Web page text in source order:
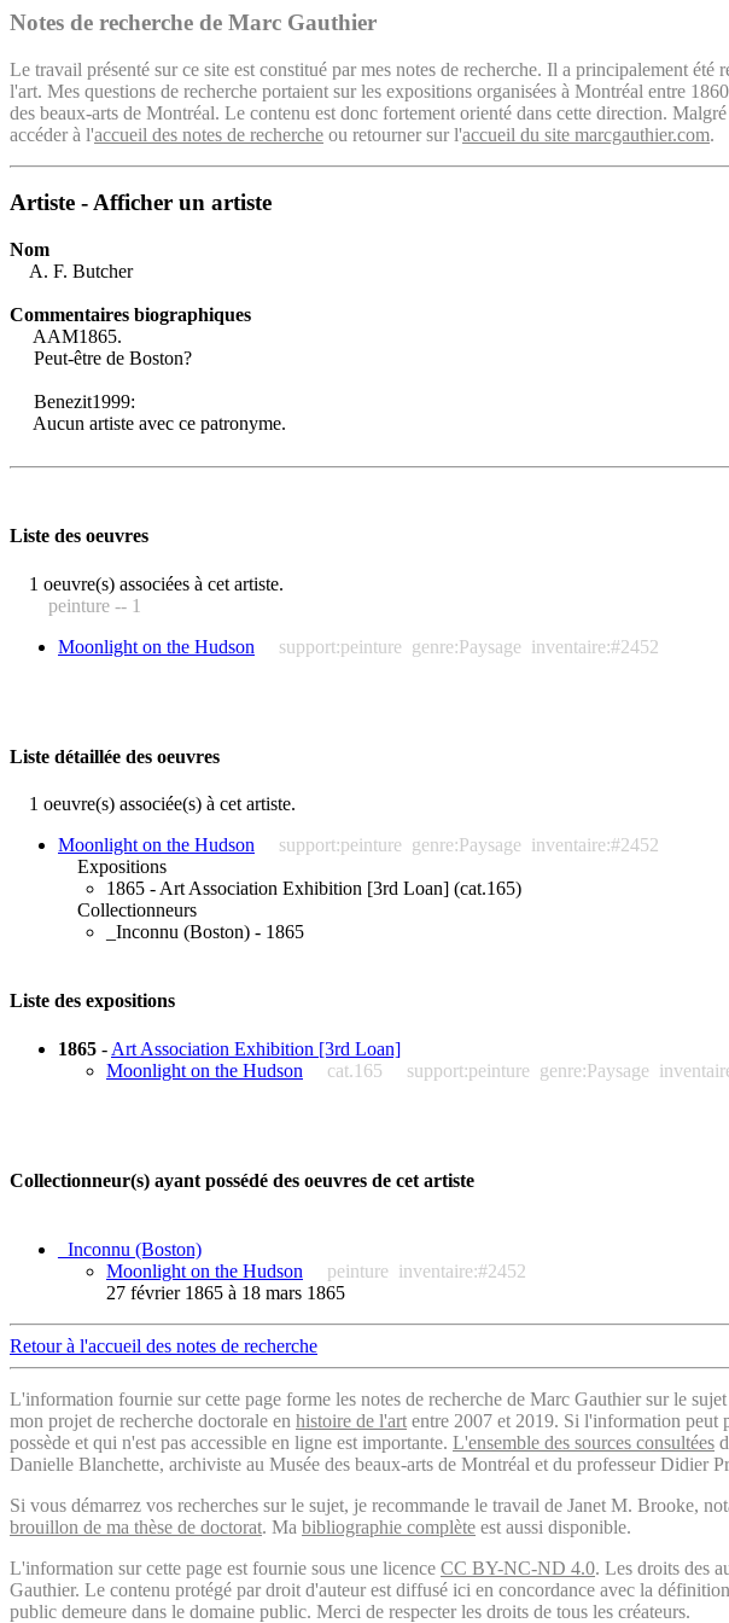
Notes de recherche de Marc Gauthier
Le travail présenté sur ce site est constitué par mes notes de recherche. Il a principalement
l'art. Mes questions de recherche portaient sur les expositions organisées à Montréal entre
des beaux-arts de Montréal. Le contenu est donc fortement orienté dans cette direction.
accéder à l'accueil des notes de recherche ou retourner sur l'accueil du site marcgauthier.com.
Artiste - Afficher un artiste
Nom
A. F. Butcher
Commentaires biographiques
AAM1865.
Peut-être de Boston?
Benezit1999:
Aucun artiste avec ce patronyme.
Liste des oeuvres
1 oeuvre(s) associées à cet artiste.
peinture -- 1
Moonlight on the Hudson
support:peinture genre:Paysage inventaire:#2452
Liste détaillée des oeuvres
1 oeuvre(s) associée(s) à cet artiste.
Moonlight on the Hudson
support:peinture genre:Paysage inventaire:#2452
Expositions
1865 - Art Association Exhibition [3rd Loan] (cat.165)
Collectionneurs
_Inconnu (Boston) - 1865
Liste des expositions
1865 - Art Association Exhibition [3rd Loan]
Moonlight on the Hudson
cat.165 support:peinture genre:Paysage
Collectionneur(s) ayant possédé des oeuvres de cet artiste
_Inconnu (Boston)
Moonlight on the Hudson
peinture inventaire:#2452
27 février 1865 à 18 mars 1865
Retour à l'accueil des notes de recherche
L'information fournie sur cette page forme les notes de recherche de Marc Gauthier sur le
mon projet de recherche doctorale en histoire de l'art entre 2007 et 2019. Si l'information peut
possède et qui n'est pas accessible en ligne est importante. L'ensemble des sources consultées
Danielle Blanchette, archiviste au Musée des beaux-arts de Montréal et du professeur Didier
Si vous démarrez vos recherches sur le sujet, je recommande le travail de Janet M. Brooke,
brouillon de ma thèse de doctorat. Ma bibliographie complète est aussi disponible.
L'information sur cette page est fournie sous une licence CC BY-NC-ND 4.0. Les droits des
Gauthier. Le contenu protégé par droit d'auteur est diffusé ici en concordance avec la
public demeure dans le domaine public. Merci de respecter les droits de tous les créateurs.